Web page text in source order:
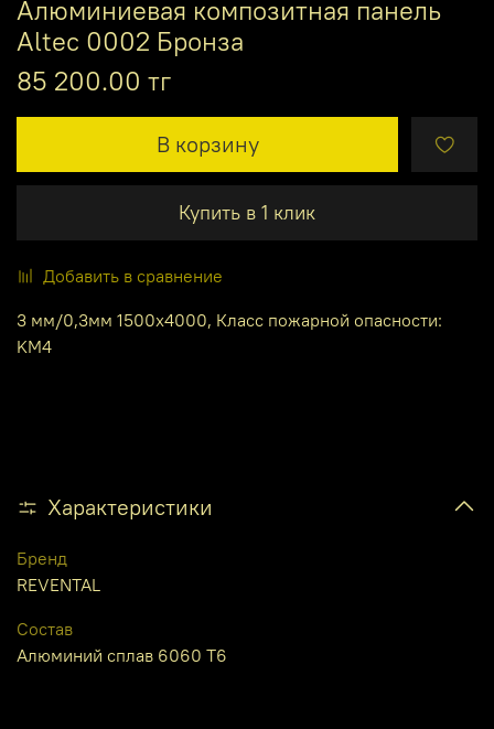
Алюминиевая композитная панель
Altec 0002 Бронза
85 200.00 тг
В корзину
Купить в 1 клик
Добавить в сравнение
3 мм/0,3мм 1500х4000, Класс пожарной опасности:
KM4
Характеристики
Бренд
REVENTAL
Состав
Алюминий сплав 6060 Т6